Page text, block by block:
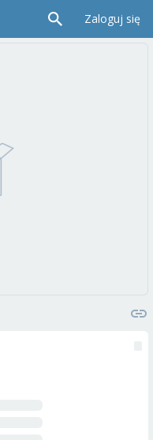
Zaloguj się